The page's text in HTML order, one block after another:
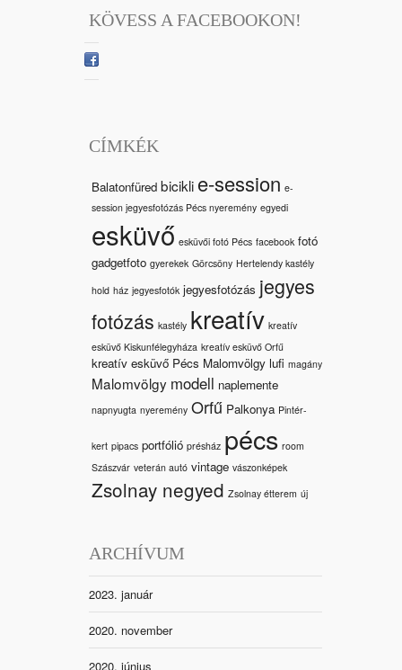
KÖVESS A FACEBOOKON!
CÍMKÉK
Balatonfüred bicikli e-session e-
session jegyesfotózás Pécs nyeremény egyedi
esküvő esküvői fotó Pécs facebook fotó
gadgetfoto gyerekek Görcsöny Hertelendy kastély
hold ház jegyesfotók jegyesfotózás jegyes
fotózás kastély kreatív kreatív
esküvő Kiskunfélegyháza kreatív esküvő Orfű
kreatív esküvő Pécs Malomvölgy lufi magány
Malomvölgy modell naplemente
napnyugta nyeremény Orfű Palkonya Pintér-
kert pipacs portfólió présház pécs room
Szászvár veterán autó vintage vászonképek
Zsolnay negyed Zsolnay étterem új
ARCHÍVUM
2023. január
2020. november
2020. június